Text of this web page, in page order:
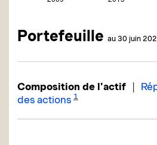
Portefeuille au 30 juin
Composition de l'actif |
des actions 1